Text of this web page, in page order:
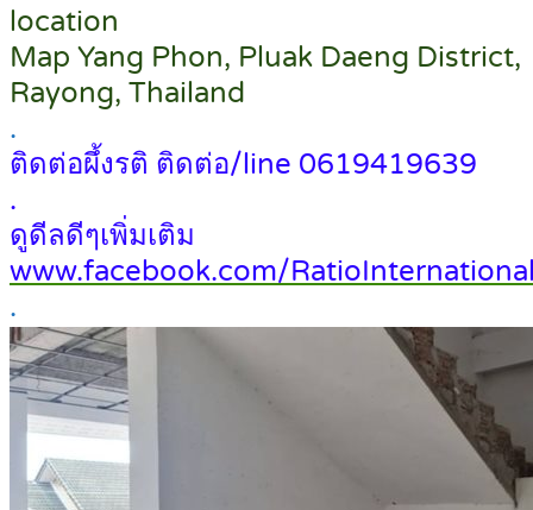
location
Map Yang Phon, Pluak Daeng District,
Rayong, Thailand
.
ติดต่อผึ้งรติ ติดต่อ/line 0619419639
.
ดูดีลดีๆเพิ่มเติม
www.facebook.com/
.